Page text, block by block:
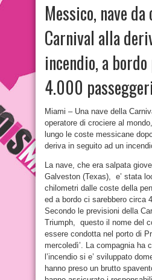
Messico, nave
Carnival alla
incendio, a
4.000 passeggeri
Miami – Una nave della
operatore di crociere al
lungo le coste messicane
deriva in seguito ad un
La nave, che era salpata
Galveston (Texas), e’ stata
chilometri dalle coste della
ed a bordo ci sarebbero circa
Secondo le previsioni della
Triumph, questo il nome del
essere condotta nel porto di
mercoledì’. La compagnia ha
l’incendio si e’ sviluppato
hanno preso un brutto